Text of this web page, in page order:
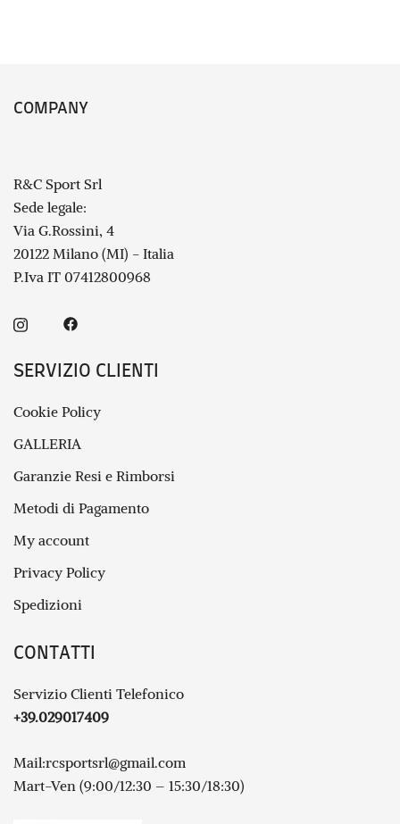
COMPANY
R&C Sport Srl
Sede legale:
Via G.Rossini, 4
20122 Milano (MI) - Italia
P.Iva IT 07412800968
SERVIZIO CLIENTI
Cookie Policy
GALLERIA
Garanzie Resi e Rimborsi
Metodi di Pagamento
My account
Privacy Policy
Spedizioni
CONTATTI
Servizio Clienti Telefonico
+39.029017409
Mail:rcsportsrl@gmail.com
Mart-Ven (9:00/12:30 – 15:30/18:30)